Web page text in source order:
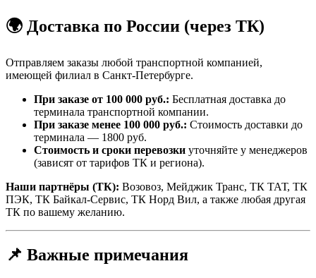
🌍 Доставка по России (через ТК)
Отправляем заказы любой транспортной компанией,
имеющей филиал в Санкт-Петербурге.
При заказе от 100 000 руб.: Бесплатная доставка до
терминала транспортной компании.
При заказе менее 100 000 руб.: Стоимость доставки до
терминала — 1800 руб.
Стоимость и сроки перевозки уточняйте у менеджеров
(зависят от тарифов ТК и региона).
Наши партнёры (ТК): Возовоз, Мейджик Транс, ТК ТАТ, ТК
ПЭК, ТК Байкал-Сервис, ТК Норд Вил, а также любая другая
ТК по вашему желанию.
📌 Важные примечания